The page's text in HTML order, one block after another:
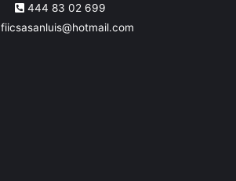
444 83 02 699
fiicsasanluis@hotmail.com